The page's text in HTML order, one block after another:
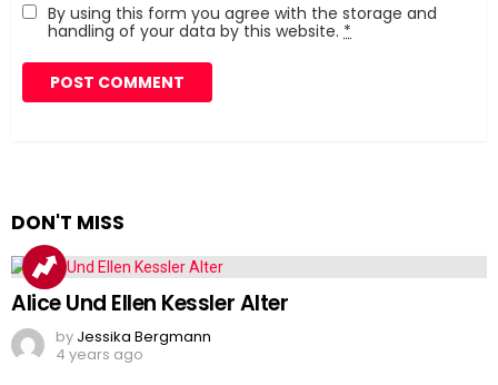
By using this form you agree with the storage and
handling of your data by this website. *
DON'T MISS
Alice Und Ellen Kessler Alter
by Jessika Bergmann
4 years ago